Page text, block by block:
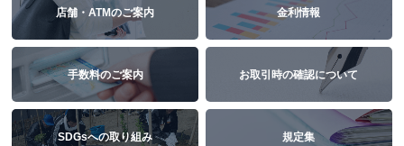
店舗・ATMのご案内 金利情報
手数料のご案内 お取引時の確認について
SDGsへの取り組み 規定集